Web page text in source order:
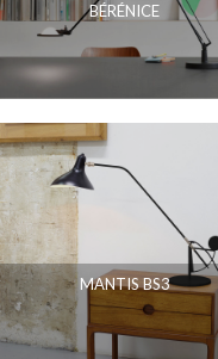
BÉRÉNICE
MANTIS BS3